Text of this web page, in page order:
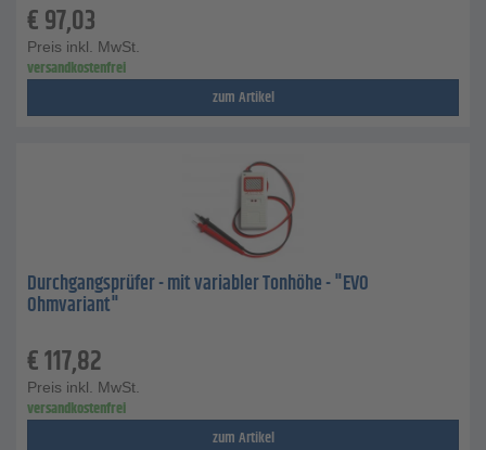
€97,03
Preis inkl. MwSt.
versandkostenfrei
zum Artikel
Durchgangsprüfer - mit variabler Tonhöhe - "EVO
Ohmvariant"
€117,82
Preis inkl. MwSt.
versandkostenfrei
zum Artikel